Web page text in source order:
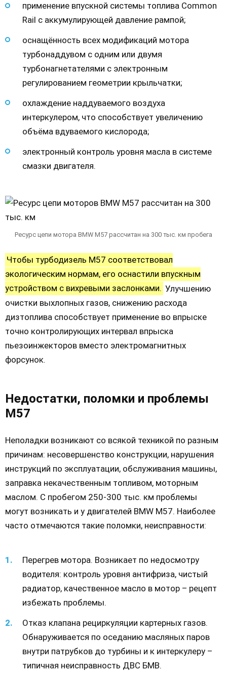
применение впускной системы топлива Common
Rail с аккумулирующей давление рампой;
оснащённость всех модификаций мотора
турбонаддувом с одним или двумя
турбонагнетателями с электронным
регулированием геометрии крыльчатки;
охлаждение наддуваемого воздуха
интеркулером, что способствует увеличению
объёма вдуваемого кислорода;
электронный контроль уровня масла в системе
смазки двигателя.
Ресурс цепи мотора BMW M57 рассчитан на 300 тыс. км пробега
Чтобы турбодизель М57 соответствовал
экологическим нормам, его оснастили впускным
устройством с вихревыми заслонками. Улучшению
очистки выхлопных газов, снижению расхода
дизтоплива способствует применение во впрыске
точно контролирующих интервал впрыска
пьезоинжекторов вместо электромагнитных
форсунок.
Недостатки, поломки и проблемы
М57
Неполадки возникают со всякой техникой по разным
причинам: несовершенство конструкции, нарушения
инструкций по эксплуатации, обслуживания машины,
заправка некачественным топливом, моторным
маслом. С пробегом 250-300 тыс. км проблемы
могут возникать и у двигателей BMW М57. Наиболее
часто отмечаются такие поломки, неисправности:
Перегрев мотора. Возникает по недосмотру
водителя: контроль уровня антифриза, чистый
радиатор, качественное масло в мотор – рецепт
избежать проблемы.
Отказ клапана рециркуляции картерных газов.
Обнаруживается по оседанию масляных паров
внутри патрубков до турбины и к интеркулеру –
типичная неисправность ДВС БМВ.